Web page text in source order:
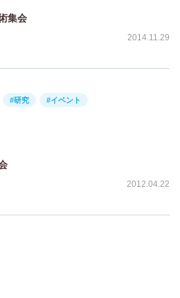
集会
2014.11.29
#研究 #イベント
2012.04.22